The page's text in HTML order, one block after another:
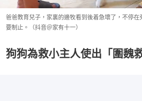
爸爸教育兒子，家裏的邊牧看到後着急壞了，不停
要制止。（抖音＠家有十一）
狗狗為救小主人使出「圍魏